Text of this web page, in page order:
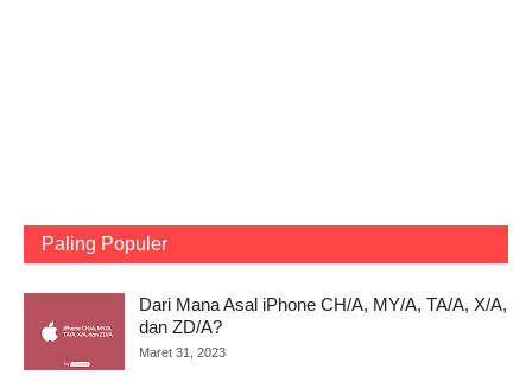
Paling Populer
Dari Mana Asal iPhone CH/A, MY/A, TA/A, X/A,
dan ZD/A?
Maret 31, 2023